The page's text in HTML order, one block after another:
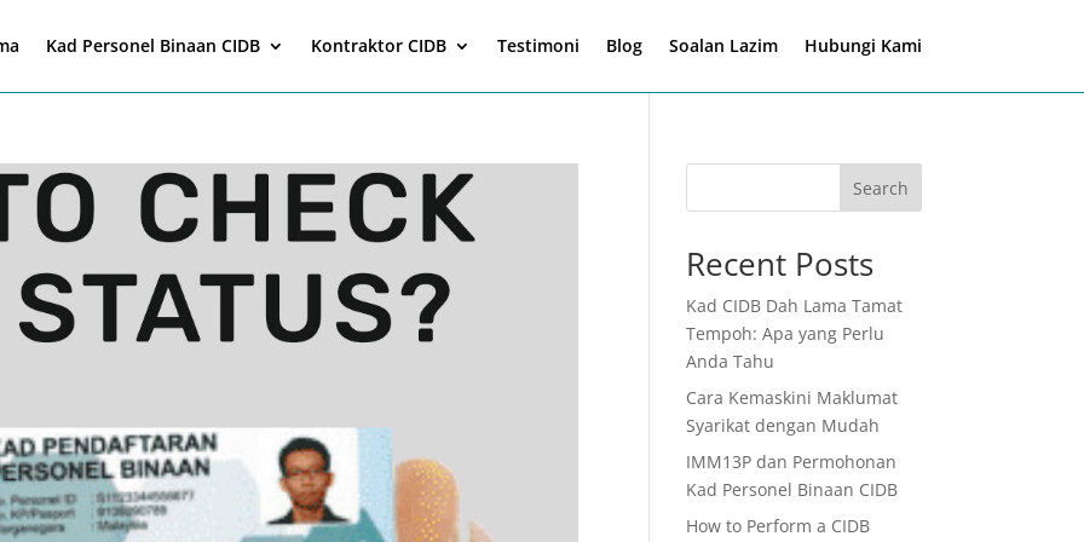
Kad Personel Binaan CIDB Kontraktor CIDB Testimoni Blog Soalan Lazim Hubungi Kami
Search
Recent Posts
Kad CIDB Dah Lama Tamat
Tempoh: Apa yang Perlu
Anda Tahu
Cara Kemaskini Maklumat
Syarikat dengan Mudah
IMM13P dan Permohonan
Kad Personel Binaan CIDB
How to Perform a CIDB